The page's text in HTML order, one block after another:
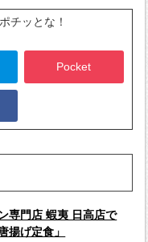
チッとな！
Pocket
専門店 蝦夷 日高店で
揚げ定食」